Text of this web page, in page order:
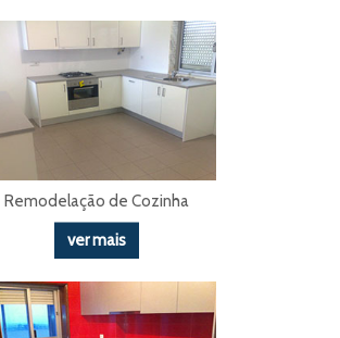
Remodelação de Cozinha
ver mais